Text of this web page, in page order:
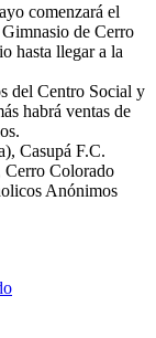
comenzará el
de Cerro
hasta llegar a la
del Centro Social y
habrá ventas de
Casupá F.C.
Cerro Colorado
Anónimos